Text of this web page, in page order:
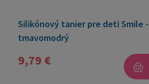
Silikónový tanier pre deti Smile -
tmavomodrý
9,79 €